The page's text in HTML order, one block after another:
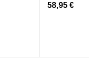
58,95 €